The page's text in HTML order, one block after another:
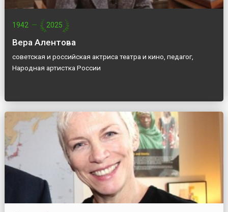
1942 — 2025
Вера Алентова
советская и российская актриса театра и кино, педагог,
Народная артистка России